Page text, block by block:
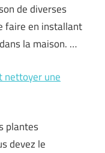
de diverses
faire en installant
la maison. …
nettoyer une
plantes
devez le